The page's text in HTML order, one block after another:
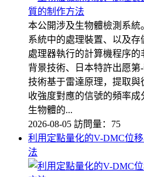
本公開涉及生物體檢測系
系統中的處理裝置、以及
處理器執行的計算機程序的
背景技術、日本特許出愿
技術基于雷達原理，提取
收強度對應的信號的頻率
生物體的...
2026-08-05 訪問量：75
利用定點量化的V-DMC位
法